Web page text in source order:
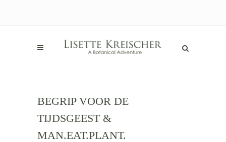
BEGRIP VOOR DE
TIJDSGEEST &
MAN.EAT.PLANT.